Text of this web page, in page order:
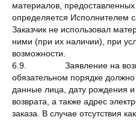
материалов, предоставленных
определяется Исполнителем
Заказчик не использовал
ними (при их наличии), при
возможности.
6.9. Заявление на
обязательном порядке
данные лица, дату рождения и
возврата, а также адрес
заказа. В случае отсутствия